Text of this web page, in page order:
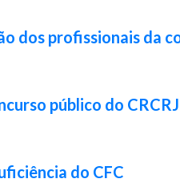
dos profissionais da
público do CRCRJ
do CFC